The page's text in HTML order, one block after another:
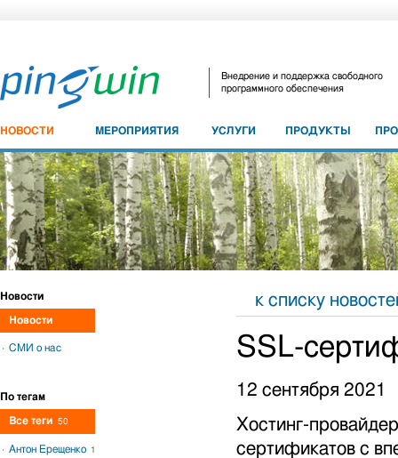
Внедрение и поддержка свободного
программного обеспечения
НОВОСТИ МЕРОПРИЯТИЯ УСЛУГИ ПРОДУКТЫ
к списку
SSL-
12 сентября 2021
Хостинг-
сертификатов с
Новости
Новости
СМИ о нас
По тегам
Все теги 50
Антон Ерещенко 1